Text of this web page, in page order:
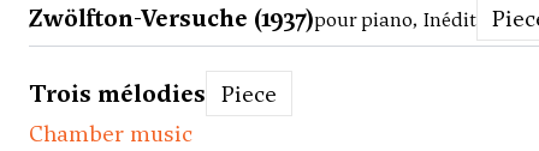
Zwölfton-Versuche (1937)pour piano, Inédit
Trois mélodies
Piece
Chamber music